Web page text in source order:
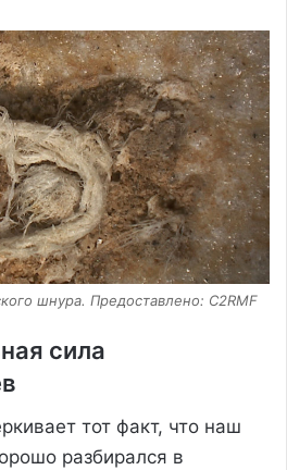
шнура. Предоставлено: C2RMF
сила
тот факт, что наш
разбирался в